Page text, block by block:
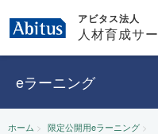
アビタス法人
人材育成サ
eラーニング
ホーム 限定公開用eラーニング